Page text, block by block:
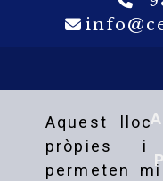
Aquest lloc
pròpies
permeten
info